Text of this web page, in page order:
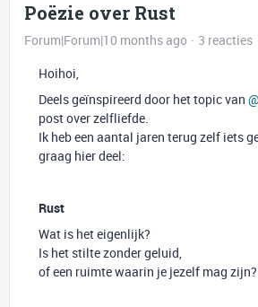
Poëzie over Rust
Forum|Forum|10 months ago
3 reacties
Hoihoi,
Deels geïnspireerd door het topic van ​
post over zelfliefde.
Ik heb een aantal jaren terug zelf iets
graag hier deel:
Rust
Wat is het eigenlijk?
Is het stilte zonder geluid,
of een ruimte waarin je jezelf mag zijn?